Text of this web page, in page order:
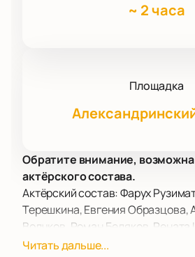
~ 2 часа
Площадка
Обратите внимание,
актёрского состава.
Актёрский состав: Фарух
Терешкина, Евгения Образцова,
Волчков, Роман Беляков,
Четвериков, Ирина Перрен,
Читать дальше...